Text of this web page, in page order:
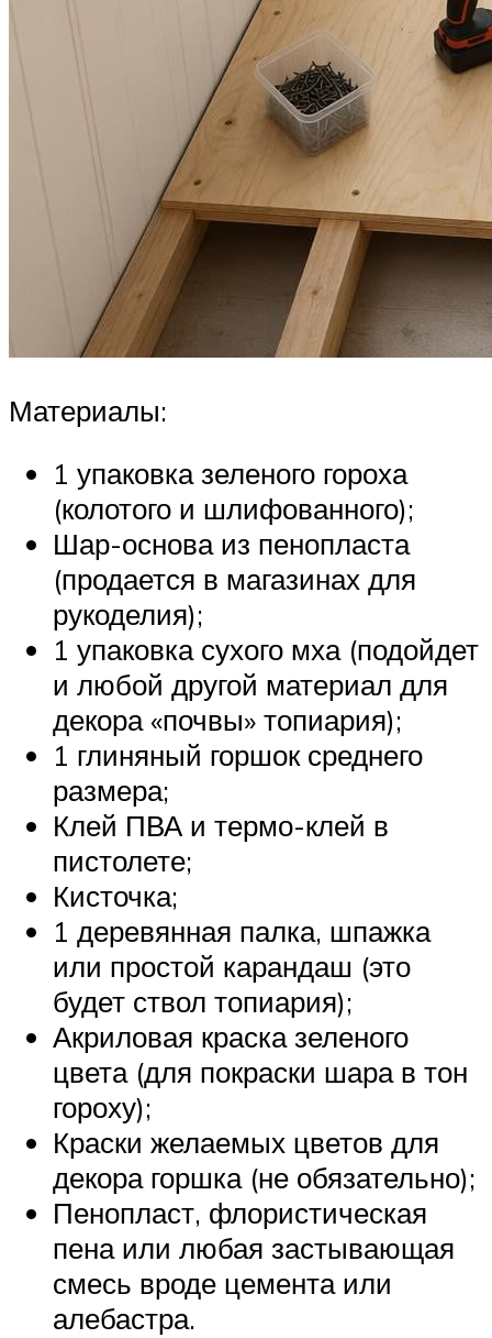
Материалы:
1 упаковка зеленого гороха
(колотого и шлифованного);
Шар-основа из пенопласта
(продается в магазинах для
рукоделия);
1 упаковка сухого мха (подойдет
и любой другой материал для
декора «почвы» топиария);
1 глиняный горшок среднего
размера;
Клей ПВА и термо-клей в
пистолете;
Кисточка;
1 деревянная палка, шпажка
или простой карандаш (это
будет ствол топиария);
Акриловая краска зеленого
цвета (для покраски шара в тон
гороху);
Краски желаемых цветов для
декора горшка (не обязательно);
Пенопласт, флористическая
пена или любая застывающая
смесь вроде цемента или
алебастра.